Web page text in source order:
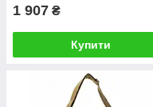
1 907 ₴
Купити